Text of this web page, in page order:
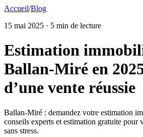
Accueil/Blog
15 mai 2025 · 5 min de lecture
Estimation
Ballan-Miré en
d’une vente réussie
Ballan-Miré : demandez votre estimation
conseils experts et estimation gratuite pour
sans stress.